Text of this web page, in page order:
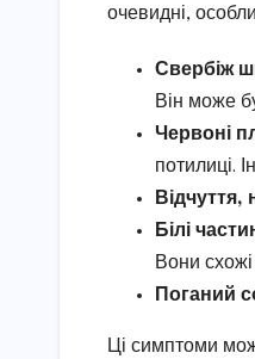
очевидні,
Свербіж
Він може
Червоні
потилиці.
Відчуття,
Білі
Вони
Поганий
Ці симптоми